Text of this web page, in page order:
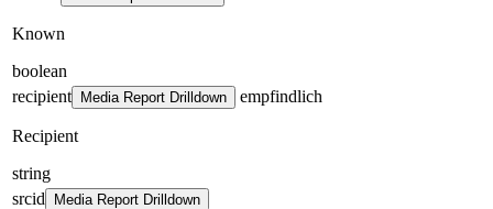
Known
boolean
recipient
Media Report Drilldown empfindlich
Recipient
string
srcid
Media Report Drilldown